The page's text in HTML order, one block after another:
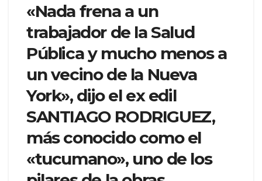
«Nada frena a un
trabajador de la Salud
Pública y mucho menos a
un vecino de la Nueva
York», dijo el ex edil
SANTIAGO RODRIGUEZ,
más conocido como el
«tucumano», uno de los